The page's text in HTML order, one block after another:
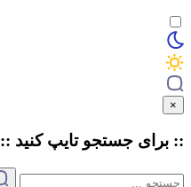
×
:: برای جستجو تایپکنید ::